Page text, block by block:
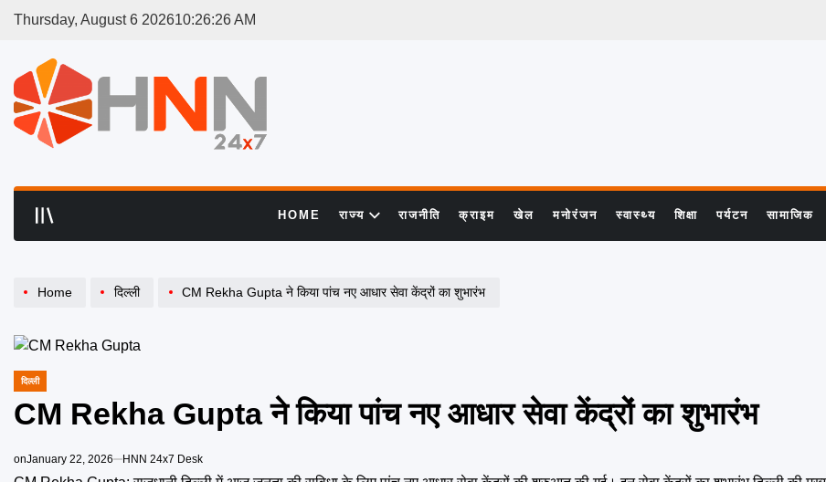
Thursday, August 6 202610:26:27AM
HOME राज्य राजनीति क्राइम खेल मनोरंजन स्वास्थ्य शिक्षा पर्यटन सामाजिक
Home दिल्ली CM Rekha Gupta ने किया पांच नए आधार सेवा केंद्रों का शुभारंभ
POSTED
दिल्ली
CM Rekha Gupta ने किया पांच नए आधार सेवा केंद्रों का शुभारंभ
onJanuary 22, 2026 HNN 24x7 Desk